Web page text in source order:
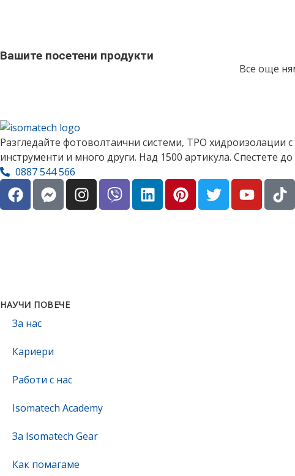
Вашите посетени продукти
Все още
Разгледайте фотоволтаични системи, TPO хидроизолации
инструменти и много други. Над 1500 артикула. Спестете до
0887 544 566
НАУЧИ ПОВЕЧЕ
За нас
Кариери
Работи с нас
Isomatech Academy
За Isomatech Gear
Как помагаме